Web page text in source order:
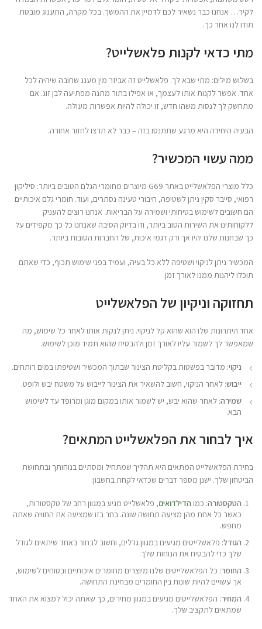
לקיר… אנחנו כבר נשאיר לכם לדמיין את ההמשך. בכל מקרה, התענוג מובטח.
תודו לנו אחר כך.
מתי כדאי לקנות פלאשלייט?
בשלוש מילים: מתי שבא לך. פלאשלייט זה אביזר מין מענג שחובה שיהיה לכל
אחד. אפשר לקנות אותו לעצמך, או אפילו בתור מתנה מפתיעה לבן זוג. אם
מתחשק לך לנסות משהו חדש, זו יכולה להיות אפשרות מעולה.
הבעיה היחידה היא מרגע שתתנסו בזה – כבר לא תרצו לחזור אחורה.
ממה עשוי המכשיר?
כלל מוצרי הפלאשלייט באתר G69 מיוצרים מחומרי הגלם הטובים ביותר: סיליקון
רפואי, סייבר סקין ניתן לשטיפה, חיבורי טעינה נסתרים, ועוד. חומרי גלם איכותיים
הם חשובים לשימוש בטיחותי ושמירה על הבריאות. אנחנו רוצים להעניק
ללקוחותינו את השירות הטוב ביותר, וזו בדיוק הסיבה שאנחנו כל כך מקפידים על
כך שבחנות שלנו יהיו אך ורק דגמי איכות, של החברות הטובות ביותר.
המכשיר ניתן לניקוי ושטיפה ללא כל בעיה, ועמיד בפני שימוש תכוף, כדי שאתם
תוכלו ליהנות ממנו לאורך זמן.
תחזוקה וניקיון של הפלאשלייט
אחד היתרונות שלו הוא שהוא קל לניקוי. ניתן לנקות אותו לאחר כל שימוש, מה
שמאפשר לך לשמור עליו לאורך זמן ולהבטיח שהוא תמיד מוכן לשימוש.
ניקוי: מדובר בפשטות בקליטת הצינור שבתוך המכשיר ושטיפתו במים רותחים.
ייבוש: לאחר הניקוי, חשוב להשאיר את הצינור לייבוש על משטח יבש ולופט.
שמירה: לאחר שהוא יבש, יש לשמור אותו במקום מוגן ומרופד עד לשימוש
הבא.
איך לבחור את הפלאשלייט המתאים?
בחירת הפלאשלייט המתאים היא תהליך שמתחיל ומסתיים בנוחותך ובתחושת
הביטחון שלך. ישנן מספר דברים שכדאי לקחת בחשבון:
הטקסטורה: כמוהדילדואים, פלאשלייט מגיע במגוון רחב של טקסטורות,
כאשר כל אחת מהן מציעה תחושה שונה. בחר בזו שמציעה את החוויה שאתה
מחפש.
הגודל: פלאשלייטים מגיעים במגוון גדלים, וחשוב לבחור באחד שיתאים לגודל
שלך כדי להבטיח את הנוחות שלך.
החומר: כל הפלאשלייטים שלנו מיוצרים מחומרים איכותיים ובטוחים לשימוש,
אך עשויים להיות שונות בין החומרים מבחינת התחושה.
המחיר: הפלאשלייטים מגיעים במגוון מחירים, כך שאתה יכול למצוא את האחד
שמתאים לתקציב שלך.